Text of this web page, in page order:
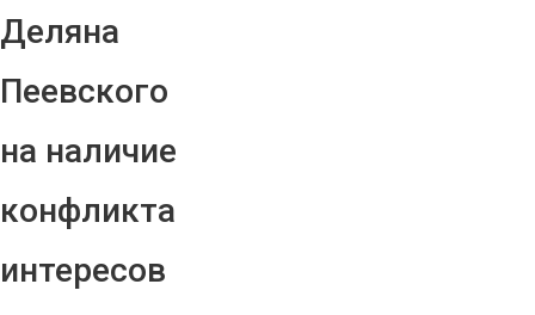
Деляна
Пеевского
на наличие
конфликта
интересов